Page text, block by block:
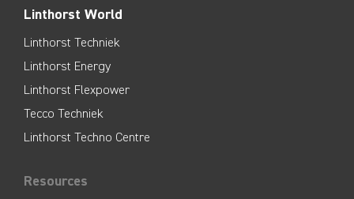
Linthorst World
Linthorst Techniek
Linthorst Energy
Linthorst Flexpower
Tecco Techniek
Linthorst Techno Centre
Resources